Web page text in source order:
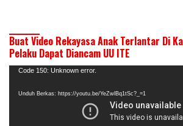
Buat Video Rekayasa Anak Terlantar Di
Pelaku Dapat Diancam UU ITE
Pemutar
Code 150: Unknown error.
Unduh Berkas: https://youtu.be/YeZwlBq1tSc?_=1